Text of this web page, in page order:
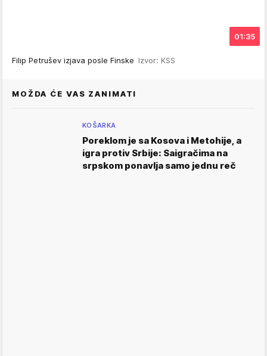
01:35
Filip Petrušev izjava posle Finske Izvor: KSS
MOŽDA ĆE VAS ZANIMATI
KOŠARKA
Poreklom je sa Kosova i Metohije, a
igra protiv Srbije: Saigračima na
srpskom ponavlja samo jednu reč